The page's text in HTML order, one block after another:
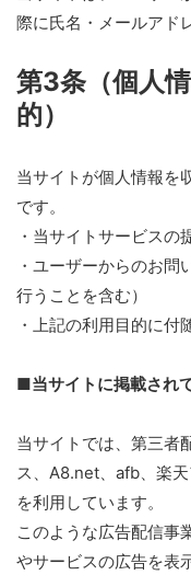
際に氏名・メールアド
第3条（個人
的）
当サイトが個人情報を
です。
・当サイトサービスの
・ユーザーからのお問
行うことを含む）
・上記の利用目的に付
■当サイトに掲載され
当サイトでは、第三者
ス、A8.net、afb、楽
を利用しています。
このような広告配信事
やサービスの広告を表